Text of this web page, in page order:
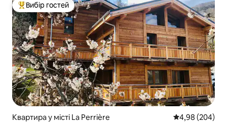
Топ вибір гостей
Вибір гостей
Квартира у місті La Perrière Середня
4,98 (204)